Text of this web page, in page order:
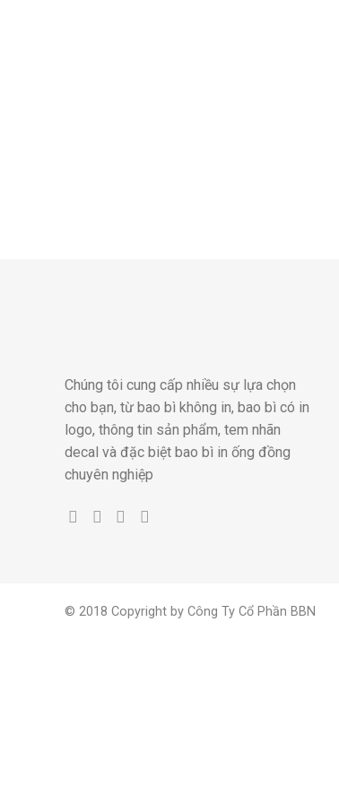
Chúng tôi cung cấp nhiều sự lựa chọn
cho bạn, từ bao bì không in, bao bì có in
logo, thông tin sản phẩm, tem nhãn
decal và đặc biệt bao bì in ống đồng
chuyên nghiệp
© 2018 Copyright by Công Ty Cổ Phần BBN